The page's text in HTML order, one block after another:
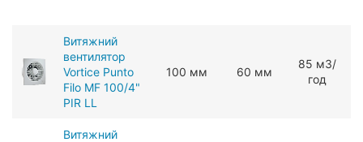
Витяжний
вентилятор
Vortice Punto
Filo MF 100/4"
PIR LL
100 мм 60 мм
85 мЗ/
год
Витяжний